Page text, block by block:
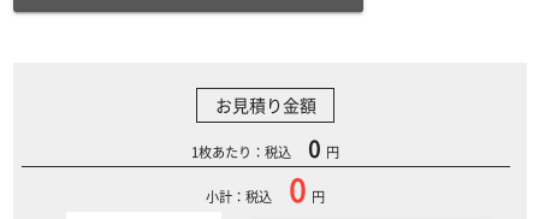
お見積り金額
1枚あたり：税込 0 円
小計：税込 0 円